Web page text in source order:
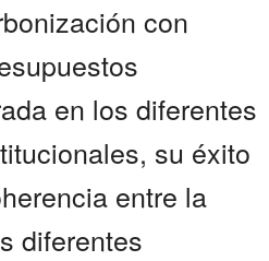
con
en los diferentes
su éxito
entre la
diferentes